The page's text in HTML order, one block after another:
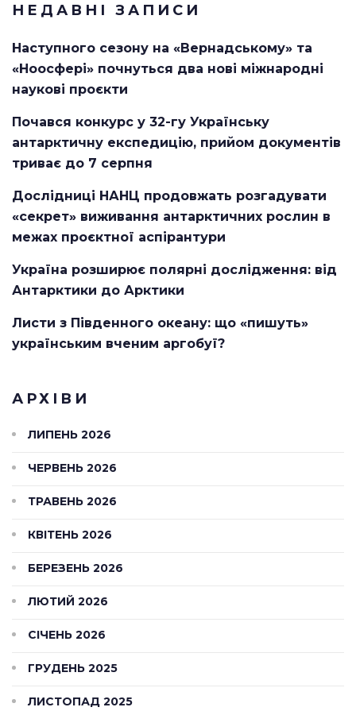
НЕДАВНІ ЗАПИСИ
Наступного сезону на «Вернадському» та
«Ноосфері» почнуться два нові міжнародні
наукові проєкти
Почався конкурс у 32-гу Українську
антарктичну експедицію, прийом документів
триває до 7 серпня
Дослідниці НАНЦ продовжать розгадувати
«секрет» виживання антарктичних рослин в
межах проєктної аспірантури
Україна розширює полярні дослідження: від
Антарктики до Арктики
Листи з Південного океану: що «пишуть»
українським вченим аргобуї?
АРХІВИ
ЛИПЕНЬ 2026
ЧЕРВЕНЬ 2026
ТРАВЕНЬ 2026
КВІТЕНЬ 2026
БЕРЕЗЕНЬ 2026
ЛЮТИЙ 2026
СІЧЕНЬ 2026
ГРУДЕНЬ 2025
ЛИСТОПАД 2025